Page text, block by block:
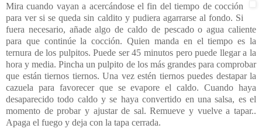
Mira cuando vayan a acercándose el fin del tiempo de cocción
para ver si se queda sin caldito y pudiera agarrarse al fondo. Si
fuera necesario, añade algo de caldo de pescado o agua caliente
para que continúe la cocción. Quien manda en el tiempo es la
ternura de los pulpitos. Puede ser 45 minutos pero puede llegar a la
hora y media. Pincha un pulpito de los más grandes para comprobar
que están tiernos tiernos. Una vez estén tiernos puedes destapar la
cazuela para favorecer que se evapore el caldo. Cuando haya
desaparecido todo caldo y se haya convertido en una salsa, es el
momento de probar y ajustar de sal. Remueve y vuelve a tapar..
Apaga el fuego y deja con la tapa cerrada.